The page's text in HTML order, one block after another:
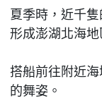
夏季時，近千
形成澎湖北海
搭船前往附近
的舞姿。